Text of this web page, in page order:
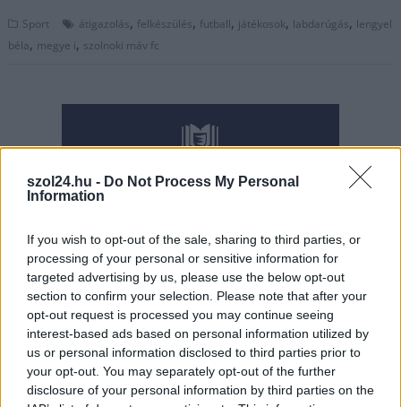
szol24.hu - Do Not Process My Personal
Information
If you wish to opt-out of the sale, sharing to third parties, or
processing of your personal or sensitive information for
targeted advertising by us, please use the below opt-out
section to confirm your selection. Please note that after your
opt-out request is processed you may continue seeing
interest-based ads based on personal information utilized by
us or personal information disclosed to third parties prior to
your opt-out. You may separately opt-out of the further
disclosure of your personal information by third parties on the
Sport átigazolás, felkészülés, futball, játékosok, labdarúgás, lengyel
béla, megye i, szolnoki máv fc